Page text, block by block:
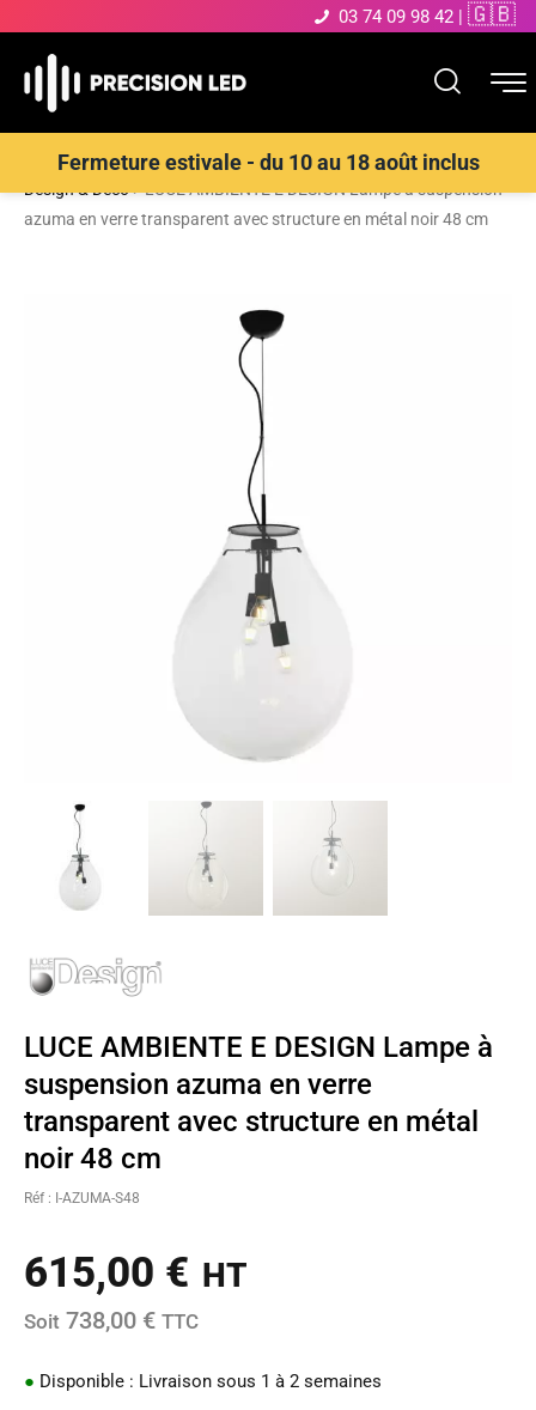
03 74 09 98 42 | 🇬🇧
Fermeture estivale - du 10 au 18 août inclus
Accueil>Boutique>ECLAIRAGE INTERIEUR LED>Suspensions
Design & Déco>LUCE AMBIENTE E DESIGN Lampe à suspension
azuma en verre transparent avec structure en métal noir 48 cm
LUCE AMBIENTE E DESIGN Lampe à
suspension azuma en verre
transparent avec structure en métal
noir 48 cm
Réf : I-AZUMA-S48
615,00 € HT
Soit 738,00 € TTC
● Disponible : Livraison sous 1 à 2 semaines